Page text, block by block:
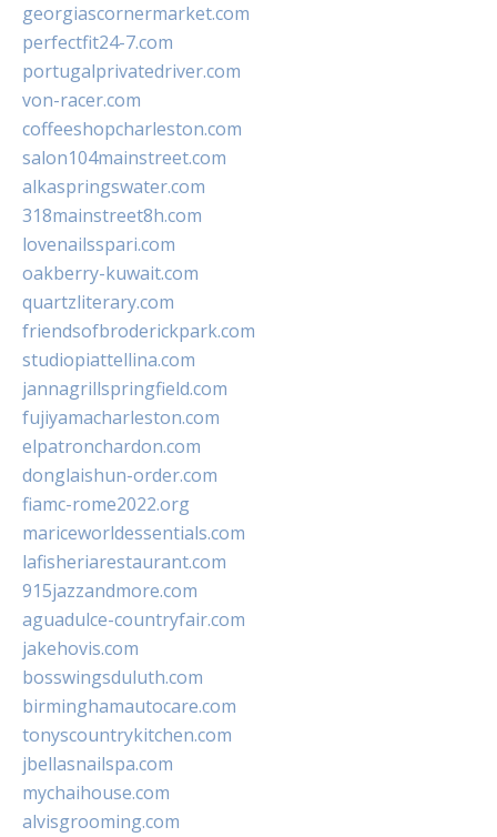
georgiascornermarket.com
perfectfit24-7.com
portugalprivatedriver.com
von-racer.com
coffeeshopcharleston.com
salon104mainstreet.com
alkaspringswater.com
318mainstreet8h.com
lovenailsspari.com
oakberry-kuwait.com
quartzliterary.com
friendsofbroderickpark.com
studiopiattellina.com
jannagrillspringfield.com
fujiyamacharleston.com
elpatronchardon.com
donglaishun-order.com
fiamc-rome2022.org
mariceworldessentials.com
lafisheriarestaurant.com
915jazzandmore.com
aguadulce-countryfair.com
jakehovis.com
bosswingsduluth.com
birminghamautocare.com
tonyscountrykitchen.com
jbellasnailspa.com
mychaihouse.com
alvisgrooming.com